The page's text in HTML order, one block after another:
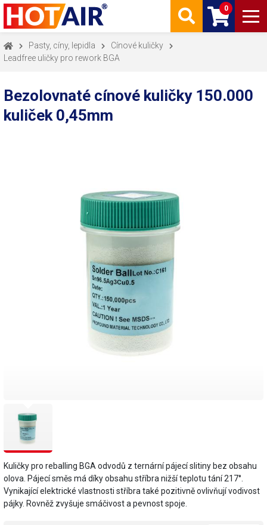
0
Pasty, cíny, lepidla
Cínové kuličky
Leadfree uličky pro rework BGA
Bezolovnaté cínové kuličky 150.000
kuliček 0,45mm
Kuličky pro reballing BGA odvodů z ternární pájecí slitiny bez obsahu
olova. Pájecí směs má díky obsahu stříbra nižší teplotu tání 217°.
Vynikající elektrické vlastnosti stříbra také pozitivně ovlivňují vodivost
pájky. Rovněž zvyšuje smáčivost a pevnost spoje.